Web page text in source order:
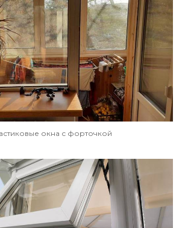
окна с форточкой